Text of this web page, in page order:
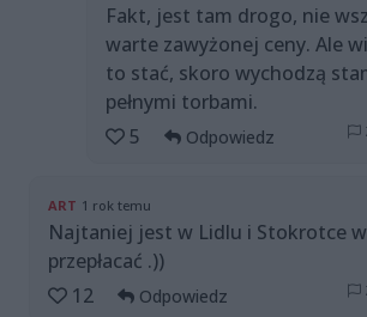
Fakt, jest tam drogo, nie
warte zawyżonej ceny. Ale
to stać, skoro wychodzą
pełnymi torbami.
5
Odpowiedz
ART 1 rok temu
Najtaniej jest w Lidlu i Stokrotce
przepłacać .))
12
Odpowiedz